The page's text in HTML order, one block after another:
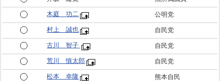
木庭 功二 公明党
村上 誠也 自民党
古川 智子 自民党
荒川 慎太郎 自民党
松本 幸隆 熊本自民